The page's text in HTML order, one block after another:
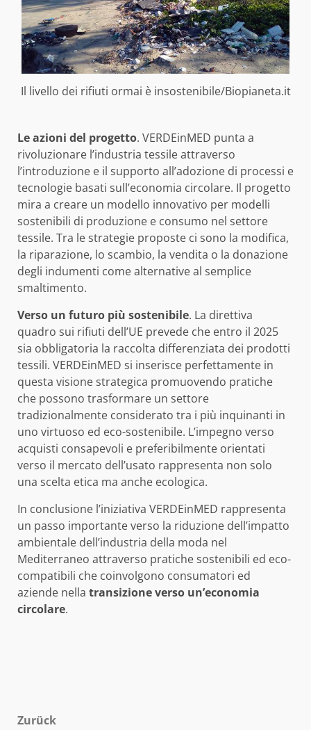
Il livello dei rifiuti ormai è insostenibile/Biopianeta.it
Le azioni del progetto. VERDEinMED punta a
rivoluzionare l’industria tessile attraverso
l’introduzione e il supporto all’adozione di processi e
tecnologie basati sull’economia circolare. Il progetto
mira a creare un modello innovativo per modelli
sostenibili di produzione e consumo nel settore
tessile. Tra le strategie proposte ci sono la modifica,
la riparazione, lo scambio, la vendita o la donazione
degli indumenti come alternative al semplice
smaltimento.
Verso un futuro più sostenibile. La direttiva
quadro sui rifiuti dell’UE prevede che entro il 2025
sia obbligatoria la raccolta differenziata dei prodotti
tessili. VERDEinMED si inserisce perfettamente in
questa visione strategica promuovendo pratiche
che possono trasformare un settore
tradizionalmente considerato tra i più inquinanti in
uno virtuoso ed eco-sostenibile. L’impegno verso
acquisti consapevoli e preferibilmente orientati
verso il mercato dell’usato rappresenta non solo
una scelta etica ma anche ecologica.
In conclusione l’iniziativa VERDEinMED rappresenta
un passo importante verso la riduzione dell’impatto
ambientale dell’industria della moda nel
Mediterraneo attraverso pratiche sostenibili ed eco-
compatibili che coinvolgono consumatori ed
aziende nella transizione verso un’economia
circolare.
Beitragsnavigation
Zurück